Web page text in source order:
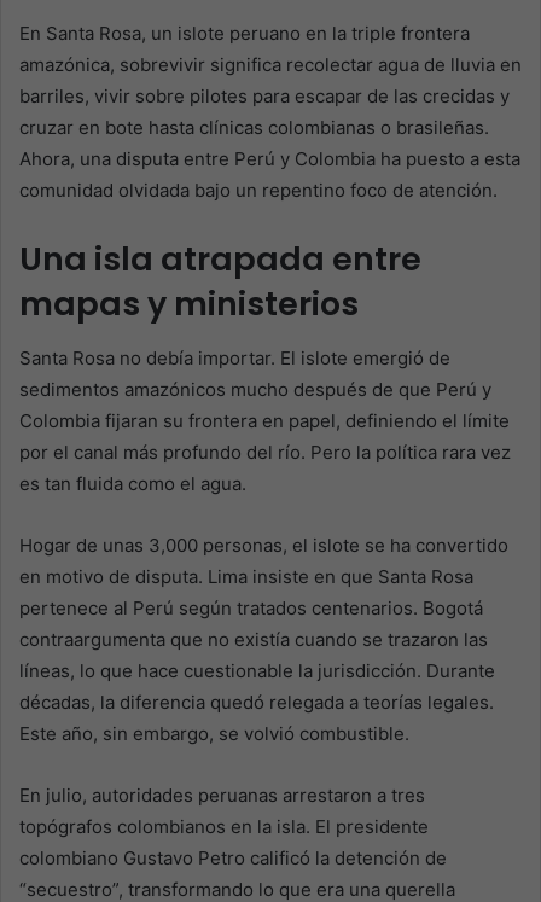
En Santa Rosa, un islote peruano en la triple frontera
amazónica, sobrevivir significa recolectar agua de lluvia en
barriles, vivir sobre pilotes para escapar de las crecidas y
cruzar en bote hasta clínicas colombianas o brasileñas.
Ahora, una disputa entre Perú y Colombia ha puesto a esta
comunidad olvidada bajo un repentino foco de atención.
Una isla atrapada entre
mapas y ministerios
Santa Rosa no debía importar. El islote emergió de
sedimentos amazónicos mucho después de que Perú y
Colombia fijaran su frontera en papel, definiendo el límite
por el canal más profundo del río. Pero la política rara vez
es tan fluida como el agua.
Hogar de unas 3,000 personas, el islote se ha convertido
en motivo de disputa. Lima insiste en que Santa Rosa
pertenece al Perú según tratados centenarios. Bogotá
contraargumenta que no existía cuando se trazaron las
líneas, lo que hace cuestionable la jurisdicción. Durante
décadas, la diferencia quedó relegada a teorías legales.
Este año, sin embargo, se volvió combustible.
En julio, autoridades peruanas arrestaron a tres
topógrafos colombianos en la isla. El presidente
colombiano Gustavo Petro calificó la detención de
“secuestro”, transformando lo que era una querella